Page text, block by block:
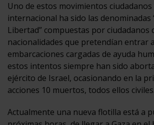
Uno de estos movimientos
internacional ha sido las denominadas
Libertad” compuestas por ciudadanos
nacionalidades que pretendían entrar
embarcaciones cargadas de ayuda
estos intentos siempre han sido
ejército de Israel, ocasionando en la
acciones 10 muertos, todos ellos civiles.
Actualmente una nueva flotilla está a